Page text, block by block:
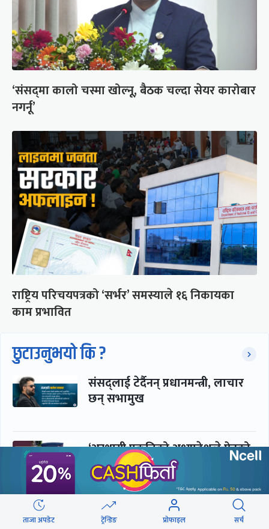
‘संसद्‍मा कालो चस्मा खोल्नू, बैठक चल्दा सेयर कारोबार
नगर्नू’
राष्ट्रिय परिचयपत्रको ‘सर्भर’ समस्याले १६ निकायका
काम प्रभावित
छुटाउनुभयो कि ?
संसद्लाई टेर्दैनन् प्रधानमन्त्री, लाचार
छन् सभामुख
‘अस्थायी प्रकृतिको अध्यादेशले ऐनको
व्यवस्था विस्थापित गर्न सक्दैन’
सरकार-प्रसाईं लुकामारी : छिनमै
ताजा अपडेट ट्रेन्डिङ प्रोफाइल सर्च